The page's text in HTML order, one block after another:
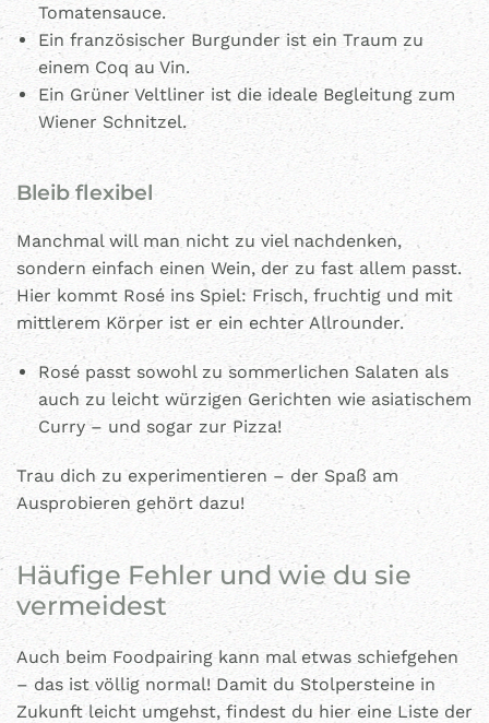
Tomatensauce.
Ein französischer Burgunder ist ein Traum zu
einem Coq au Vin.
Ein Grüner Veltliner ist die ideale Begleitung zum
Wiener Schnitzel.
Bleib flexibel
Manchmal will man nicht zu viel nachdenken,
sondern einfach einen Wein, der zu fast allem passt.
Hier kommt Rosé ins Spiel: Frisch, fruchtig und mit
mittlerem Körper ist er ein echter Allrounder.
Rosé passt sowohl zu sommerlichen Salaten als
auch zu leicht würzigen Gerichten wie asiatischem
Curry – und sogar zur Pizza!
Trau dich zu experimentieren – der Spaß am
Ausprobieren gehört dazu!
Häufige Fehler und wie du sie
vermeidest
Auch beim Foodpairing kann mal etwas schiefgehen
– das ist völlig normal! Damit du Stolpersteine in
Zukunft leicht umgehst, findest du hier eine Liste der